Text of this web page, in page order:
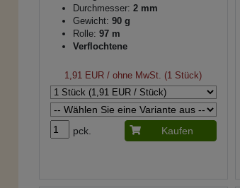
Durchmesser: 2 mm
Gewicht: 90 g
Rolle: 97 m
Verflochtene
1,91 EUR / ohne MwSt. (1 Stück)
pck. Kaufen